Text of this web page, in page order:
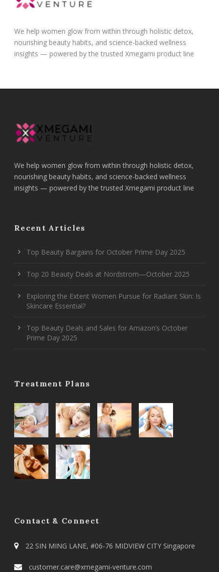
We help women glow from within through holistic detox,
nourishing beauty habits, and science-backed wellness
insights — powered by the trusted Xmegami product line
We help women glow from within through holistic detox,
nourishing beauty habits, and science-backed wellness
insights — powered by the trusted Xmegami product line
Recent Articles
Top Beauty Bargains for October Prime Day 2025
Top 20 Beauty Deals at Nordstrom—October 2025
Exploring the Extent Women Pursue for Radiant Skin: Is
Skincare Essential?
Top Beauty Deals and Sales for Amazon’s October
Prime Day 2025
Treatment Plans
Contact & Connect
22 SIN MING LANE, #06-76 MIDVIEW CITY Singapore
customer.care@xmegami-venture.com